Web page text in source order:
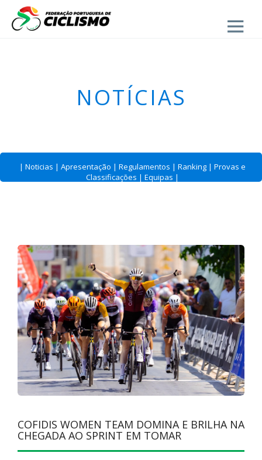
Close
- Estrada
NOTÍCIAS
| Noticias | Apresentação | Regulamentos | Ranking | Provas e
Classificações | Equipas |
COFIDIS WOMEN TEAM DOMINA E BRILHA NA
CHEGADA AO SPRINT EM TOMAR